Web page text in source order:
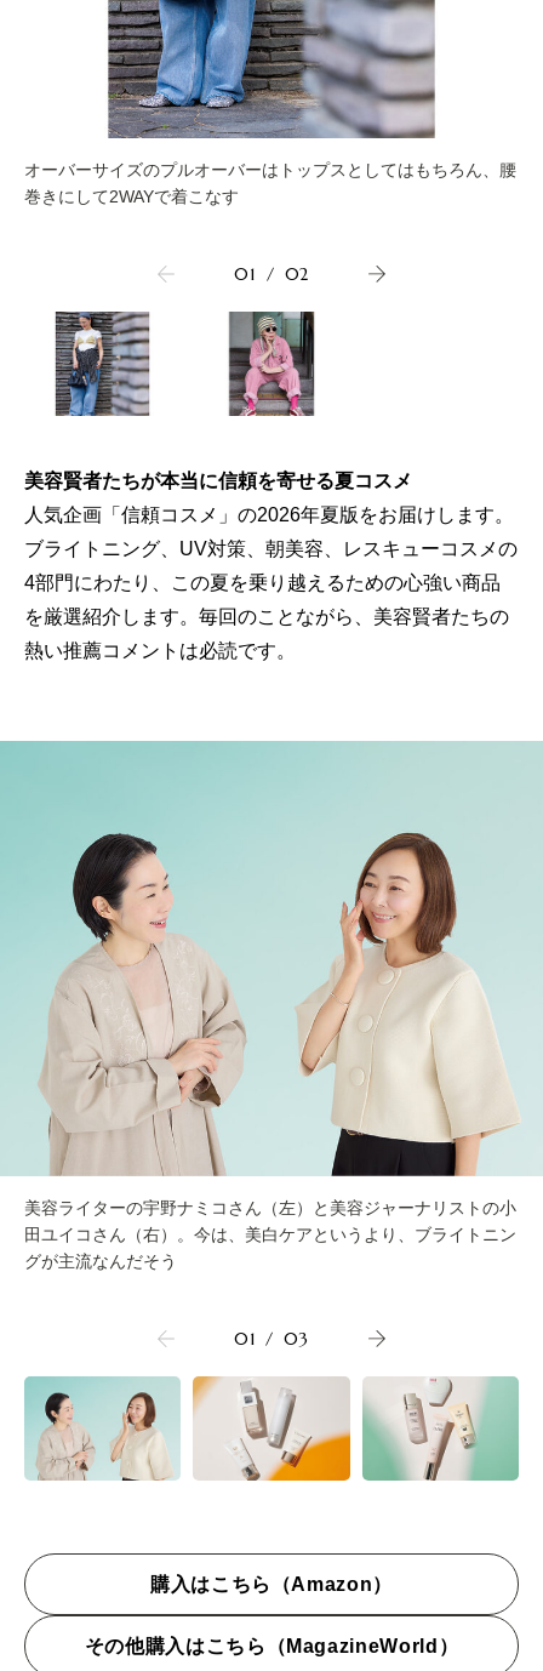
オーバーサイズのプルオーバーはトップスとしてはもちろん、腰
巻きにして2WAYで着こなす
01 / 02
美容賢者たちが本当に信頼を寄せる夏コスメ
人気企画「信頼コスメ」の2026年夏版をお届けします。
ブライトニング、UV対策、朝美容、レスキューコスメの
4部門にわたり、この夏を乗り越えるための心強い商品
を厳選紹介します。毎回のことながら、美容賢者たちの
熱い推薦コメントは必読です。
美容ライターの宇野ナミコさん（左）と美容ジャーナリストの小
田ユイコさん（右）。今は、美白ケアというより、ブライトニン
グが主流なんだそう
01 / 03
購入はこちら（Amazon）
その他購入はこちら（MagazineWorld）